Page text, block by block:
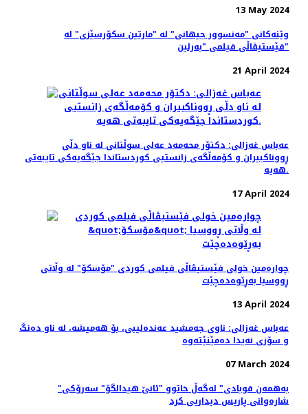
13 May 2024
وێنەکانی "مەنسوور جیهانی" له‌ "مارتین سکۆرسێزی" لە
فێستیڤاڵی فیلمی "بەرلین"
21 April 2024
عه‌باس غه‌زالی: دکتۆر محەمەد عەلی سوڵتانی لە ناو دڵی
ڕووناکبیران و کۆمەڵگەی زانستیی کوردستاندا جێگەیەکی تایبەتی
هەیە.
17 April 2024
چواره‌مین خولی فێستیڤاڵی فیلمی کوردی "مۆسکۆ" لە وڵاتی
ڕووسیا بەڕێوەده‌چێت
13 April 2024
عەباس غەزالی: ناوی جەمشید عەندەلیبی، بۆ هەمیشە، لە ناو دەنگ
و سۆزی نەیدا دەمێنێتەوە
07 March 2024
"به‌همه‌ن قوبادی" له‌گه‌ڵ خاتوو "ئانێ هیدالگۆ" سه‌رۆکی
شاره‌وانی پاریس دیداریی کرد